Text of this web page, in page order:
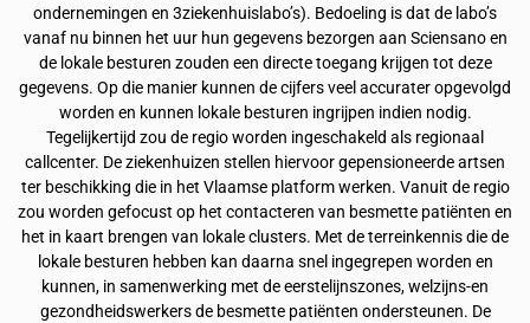
ondernemingen en 3ziekenhuislabo’s). Bedoeling is dat de labo’s
vanaf nu binnen het uur hun gegevens bezorgen aan Sciensano en
de lokale besturen zouden een directe toegang krijgen tot deze
gegevens. Op die manier kunnen de cijfers veel accurater opgevolgd
worden en kunnen lokale besturen ingrijpen indien nodig.
Tegelijkertijd zou de regio worden ingeschakeld als regionaal
callcenter. De ziekenhuizen stellen hiervoor gepensioneerde artsen
ter beschikking die in het Vlaamse platform werken. Vanuit de regio
zou worden gefocust op het contacteren van besmette patiënten en
het in kaart brengen van lokale clusters. Met de terreinkennis die de
lokale besturen hebben kan daarna snel ingegrepen worden en
kunnen, in samenwerking met de eerstelijnszones, welzijns-en
gezondheidswerkers de besmette patiënten ondersteunen. De